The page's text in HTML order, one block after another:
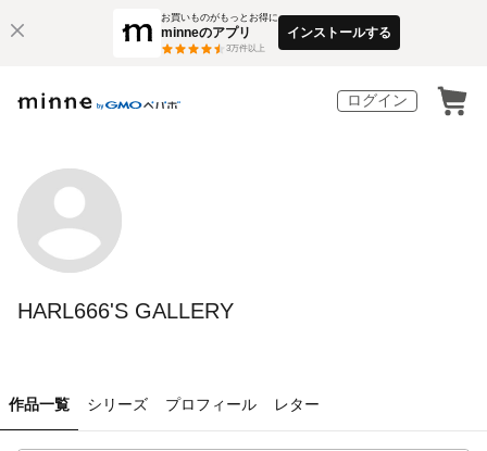
お買いものがもっとお得に
minneのアプリ
3万件以上
インストールする
ログイン
HARL666'S GALLERY
作品一覧 シリーズ プロフィール レター